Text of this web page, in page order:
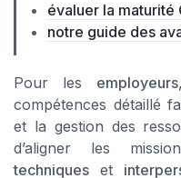
évaluer la maturité
notre guide des
Pour les employeurs
compétences détaillé
et la gestion des
d’aligner les
techniques et